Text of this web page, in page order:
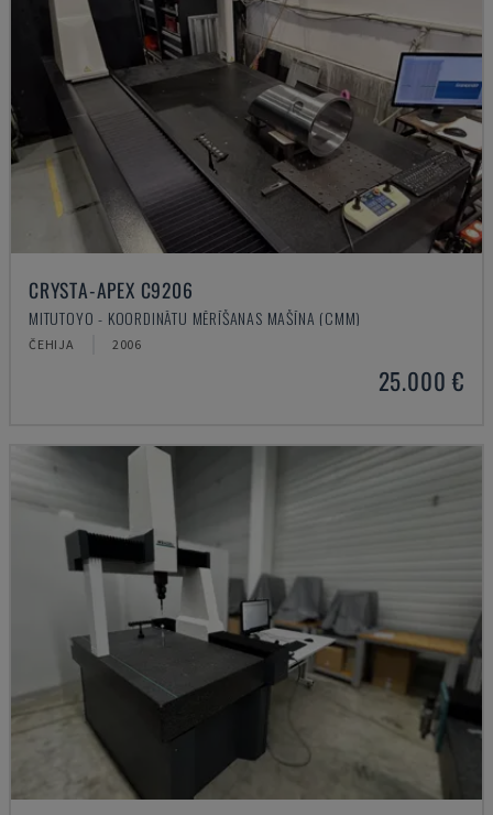
CRYSTA-APEX C9206
MITUTOYO - KOORDINĀTU MĒRĪŠANAS MAŠĪNA (CMM)
ČEHIJA 2006
25.000 €